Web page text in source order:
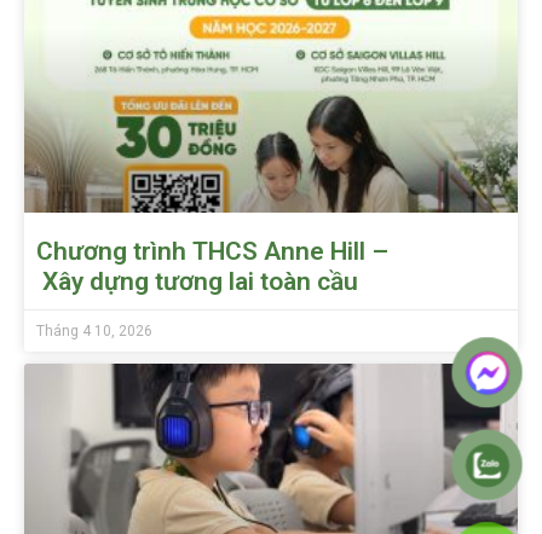
Chương trình THCS Anne Hill –
Xây dựng tương lai toàn cầu
Tháng 4 10, 2026